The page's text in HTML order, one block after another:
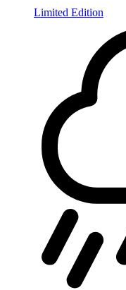
Limited Edition